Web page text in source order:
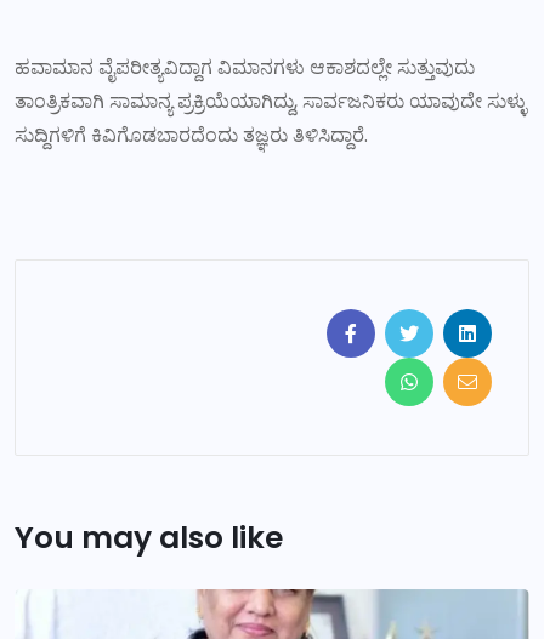
ಹವಾಮಾನ ವೈಪರೀತ್ಯವಿದ್ದಾಗ ವಿಮಾನಗಳು ಆಕಾಶದಲ್ಲೇ ಸುತ್ತುವುದು
ತಾಂತ್ರಿಕವಾಗಿ ಸಾಮಾನ್ಯ ಪ್ರಕ್ರಿಯೆಯಾಗಿದ್ದು, ಸಾರ್ವಜನಿಕರು ಯಾವುದೇ ಸುಳ್ಳು
ಸುದ್ದಿಗಳಿಗೆ ಕಿವಿಗೊಡಬಾರದೆಂದು ತಜ್ಞರು ತಿಳಿಸಿದ್ದಾರೆ.
You may also like